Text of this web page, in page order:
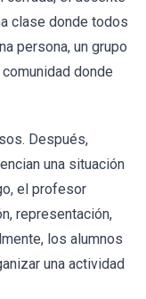
clase donde todos
persona, un grupo
donde
Después,
una situación
el profesor
representación,
los alumnos
una actividad